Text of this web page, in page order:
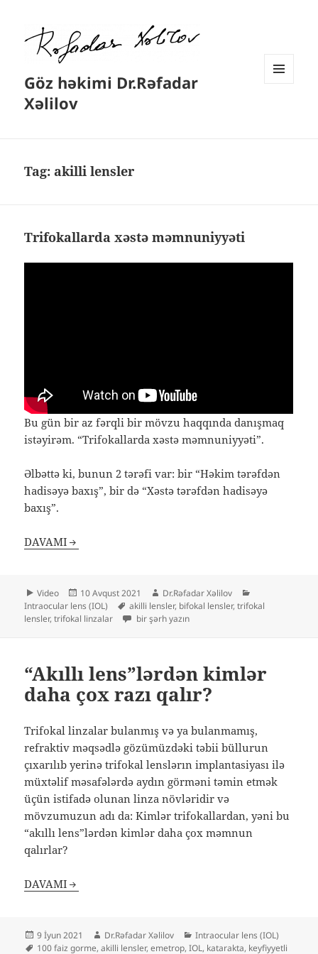
Göz həkimi Dr.Rəfadar
Xəlilov
Tag: akilli lensler
Trifokallarda xəstə məmnuniyyəti
Bu gün bir az fərqli bir mövzu haqqında danışmaq
istəyirəm. “Trifokallarda xəstə məmnuniyyəti”.
Əlbəttə ki, bunun 2 tərəfi var: bir “Həkim tərəfdən
hadisəyə baxış”, bir də “Xəstə tərəfdən hadisəyə
baxış”.
DAVAMI
Format
Video
Yayım
tarixi
10 Avqust 2021 Müəllif
Dr.Rəfadar Xəlilov
Intraocular lens (IOL)
Etiketlər
akilli lensler, bifokal lensler,trifokal
lensler,trifokal linzalar Trifokallarda xəstə məmnuniyyəti üçün
bir şərh yazın
“Akıllı lens”lərdən kimlər
daha çox razı qalır?
Trifokal linzalar bulanmış və ya bulanmamış,
refraktiv məqsədlə gözümüzdəki təbii büllurun
çıxarılıb yerinə trifokal lenslərın implantasiyası ilə
müxtəlif məsafələrdə aydın görməni təmin etmək
üçün istifadə olunan linza növləridir və
mövzumuzun adı da: Kimlər trifokallardan, yəni bu
“akıllı lens”lərdən kimlər daha çox məmnun
qalırlar?
DAVAMI
Yayım
tarixi
9 İyun 2021 Müəllif
Dr.Rəfadar Xəlilov Kateqoriyalar
Intraocular lens (IOL)
Etiketlər
100 faiz gorme,akilli lensler,emetrop,IOL, katarakta, keyfiyyetli